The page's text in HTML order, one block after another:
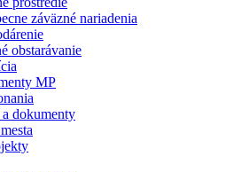
záväzné nariadenia
obstarávanie
MP
dokumenty